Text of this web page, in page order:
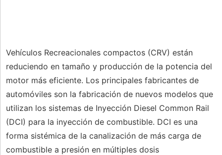
Vehículos Recreacionales compactos (CRV) están
reduciendo en tamaño y producción de la potencia del
motor más eficiente. Los principales fabricantes de
automóviles son la fabricación de nuevos modelos que
utilizan los sistemas de Inyección Diesel Common Rail
(DCI) para la inyección de combustible. DCI es una
forma sistémica de la canalización de más carga de
combustible a presión en múltiples dosis